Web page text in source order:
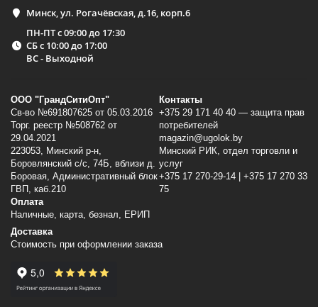
Минск, ул. Рогачёвская, д.16, корп.6
ПН-ПТ с 09:00 до 17:30
СБ с 10:00 до 17:00
ВС - Выходной
ООО "ГрандСитиОпт"
Св-во №691807625 от 05.03.2016
Торг. реестр №508762 от
29.04.2021
223053, Минский p-н,
Боровлянский с/с, 74Б, вблизи д.
Боровая, Административный блок
ГВП, каб.210
Контакты
+375 29 171 40 40 — защита прав
потребителей
magazin@ugolok.by
Минский РИК, отдел торговли и
услуг
+375 17 270-29-14 | +375 17 270 33
75
Оплата
Наличные, карта, безнал, ЕРИП
Доставка
Стоимость при оформлении заказа